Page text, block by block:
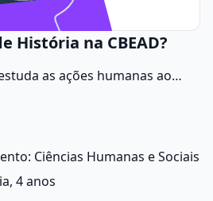
História na CBEAD?
as ações humanas ao
Ciências Humanas e Sociais
4 anos